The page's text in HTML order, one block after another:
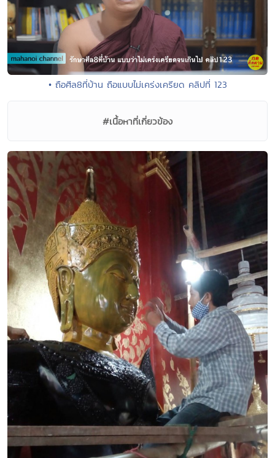
• ถือศีล8ที่บ้าน ถือแบบไม่เคร่งเครียด คลิปที่ 123
#เนื้อหาที่เกี่ยวข้อง